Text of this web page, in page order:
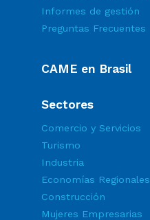
Informes de gestión
Preguntas Frecuentes
CAME en Brasil
Sectores
Comercio y Servicios
Turismo
Industria
Economías Regionales
Construcción
Mujeres Empresarias